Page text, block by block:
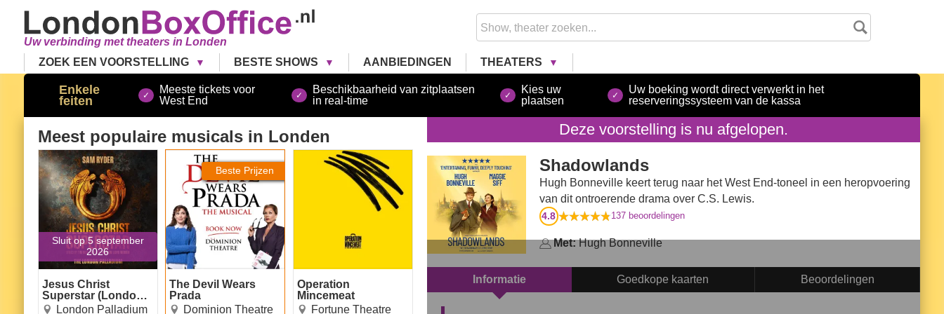
Uw verbinding met theaters in Londen
ZOEK EEN VOORSTELLING
BESTE SHOWS AANBIEDINGEN THEATERS
Enkele
feiten
Meeste tickets voor
West End
Beschikbaarheid van zitplaatsen
in real-time
Kies uw
plaatsen
Uw boeking wordt direct verwerkt in het
reserveringssysteem van de kassa
Deze voorstelling is nu afgelopen.
Shadowlands
Hugh Bonneville keert terug naar het West End-toneel in een heropvoering
van dit ontroerende drama over C.S. Lewis.
4.8 137beoordelingen
Met:Hugh Bonneville
Informatie Goedkope kaarten Beoordelingen
Meest populaire musicalsin Londen
Sluit op 5 september
2026
Jesus Christ
Superstar (London
Palladium)
London Palladium
Jesus Christ Superstar
(London Palladium)
Beste Prijzen
The Devil Wears
Prada
Dominion Theatre
The Devil Wears Prada
Operation
Mincemeat
Fortune Theatre
Operation Mincemeat